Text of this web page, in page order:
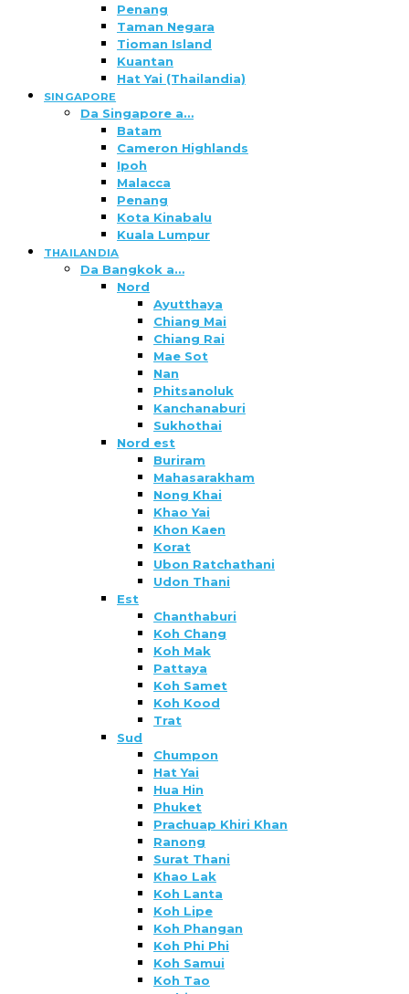
Penang
Taman Negara
Tioman Island
Kuantan
Hat Yai (Thailandia)
SINGAPORE
Da Singapore a…
Batam
Cameron Highlands
Ipoh
Malacca
Penang
Kota Kinabalu
Kuala Lumpur
THAILANDIA
Da Bangkok a…
Nord
Ayutthaya
Chiang Mai
Chiang Rai
Mae Sot
Nan
Phitsanoluk
Kanchanaburi
Sukhothai
Nord est
Buriram
Mahasarakham
Nong Khai
Khao Yai
Khon Kaen
Korat
Ubon Ratchathani
Udon Thani
Est
Chanthaburi
Koh Chang
Koh Mak
Pattaya
Koh Samet
Koh Kood
Trat
Sud
Chumpon
Hat Yai
Hua Hin
Phuket
Prachuap Khiri Khan
Ranong
Surat Thani
Khao Lak
Koh Lanta
Koh Lipe
Koh Phangan
Koh Phi Phi
Koh Samui
Koh Tao